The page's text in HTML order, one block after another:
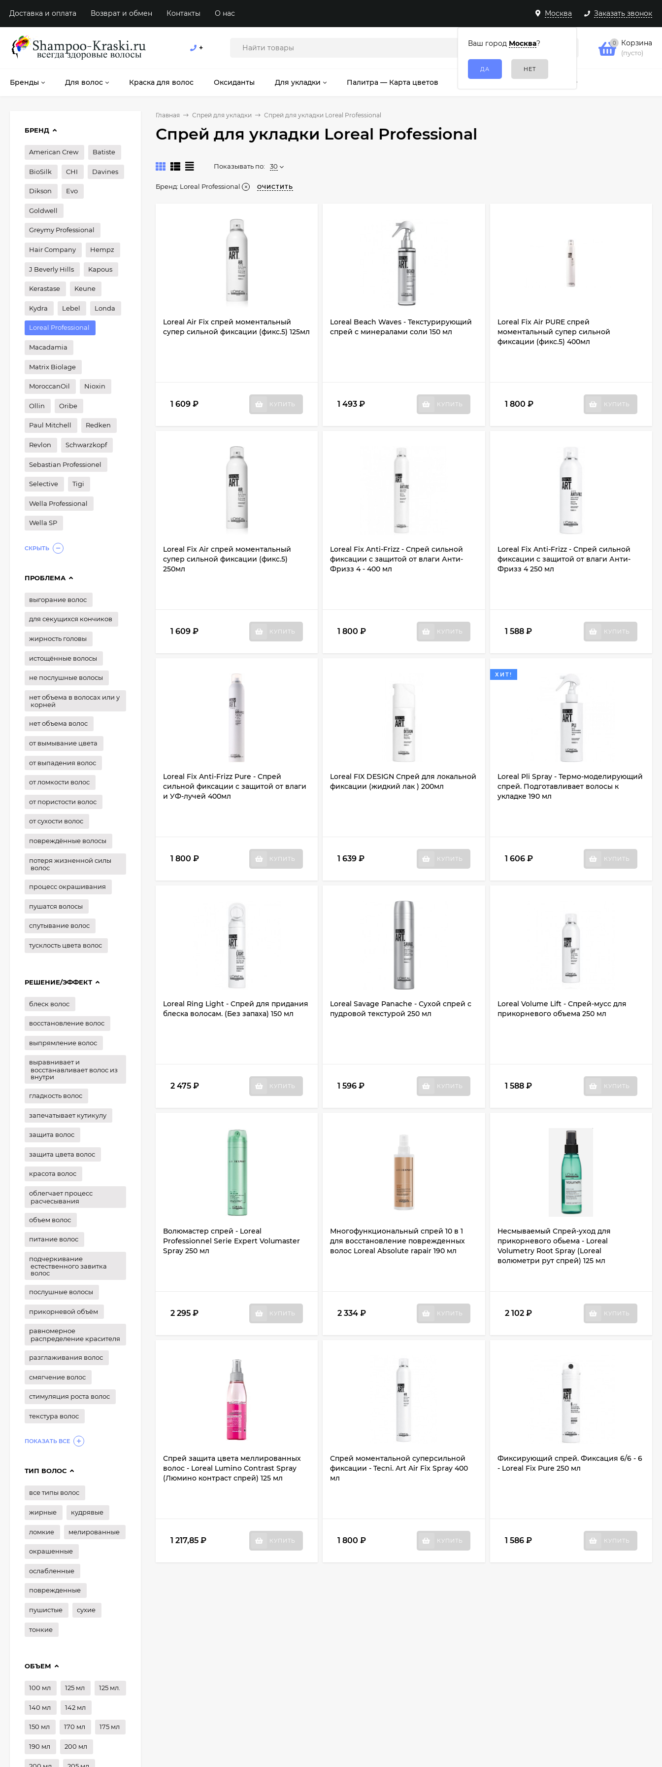
Москва
Ваш город Москва?
Заказать звонок
Доставка и оплата Возврат и обмен Контакты О нас
+
0 Корзина
(пусто)
Бренды Для волос Краска для волос Оксиданты Для укладки Палитра — Карта цветов
Главная Спрей для укладки Спрей для укладки Loreal Professional
Спрей для укладки Loreal Professional
Показывать по: 30
Бренд: Loreal Professional ОЧИСТИТЬ
Loreal Air Fix спрей моментальный
супер сильной фиксации (фикс.5) 125мл
1 609 ₽ КУПИТЬ
Loreal Beach Waves - Текстурирующий
спрей с минералами соли 150 мл
1 493₽ КУПИТЬ
Loreal Fix Air PURE спрей
моментальный супер сильной
фиксации (фикс.5) 400мл
1 800 ₽ КУПИТЬ
Loreal Fix Air спрей моментальный
супер сильной фиксации (фикс.5)
250мл
1 609 ₽ КУПИТЬ
Loreal Fix Anti-Frizz - Спрей сильной
фиксации с защитой от влаги Анти-
Фризз 4 - 400 мл
1 800₽ КУПИТЬ
Loreal Fix Anti-Frizz - Спрей сильной
фиксации с защитой от влаги Анти-
Фризз 4 250 мл
1 588 ₽ КУПИТЬ
Loreal Fix Anti-Frizz Pure - Спрей
сильной фиксации с защитой от влаги
и УФ-лучей 400мл
1 800 ₽ КУПИТЬ
Loreal FIX DESIGN Спрей для локальной
фиксации (жидкий лак ) 200мл
1 639₽ КУПИТЬ
ХИТ!
Loreal Pli Spray - Термо-моделирующий
спрей. Подготавливает волосы к
укладке 190 мл
1 606 ₽ КУПИТЬ
Loreal Ring Light - Спрей для придания
блеска волосам. (Без запаха) 150 мл
2 475 ₽ КУПИТЬ
Loreal Savage Panache - Сухой спрей с
пудровой текстурой 250 мл
1 596₽ КУПИТЬ
Loreal Volume Lift - Спрей-мусс для
прикорневого объема 250 мл
1 588 ₽ КУПИТЬ
Волюмастер cпрей - Loreal
Professionnel Serie Expert Volumaster
Spray 250 мл
2 295 ₽ КУПИТЬ
Многофункциональный спрей 10 в 1
для восстановление поврежденных
волос Loreal Absolute rapair 190 мл
2 334₽ КУПИТЬ
Несмываемый Спрей-уход для
прикорневого обьема - Loreal
Volumetry Root Spray (Loreal
волюметри рут спрей) 125 мл
2 102 ₽ КУПИТЬ
Спрей защита цвета меллированных
волос - Loreal Lumino Contrast Spray
(Люмино контраст спрей) 125 мл
1 217,85 ₽ КУПИТЬ
Спрей моментальной суперсильной
фиксации - Tecni. Art Air Fix Spray 400
мл
1 800₽ КУПИТЬ
Фиксирующий спрей. Фиксация 6/6 - 6
- Loreal Fix Pure 250 мл
1 586 ₽ КУПИТЬ
БРЕНД
American Crew Batiste
BioSilk CHI Davines
Dikson Evo
Goldwell
Greymy Professional
Hair Company Hempz
J Beverly Hills Kapous
Kerastase Keune
Kydra Lebel Londa
Loreal Professional
Macadamia
Matrix Biolage
MoroccanOil Nioxin
Ollin Oribe
Paul Mitchell Redken
Revlon Schwarzkopf
Sebastian Professionel
Selective Tigi
Wella Professional
Wella SP
СКРЫТЬ
ПРОБЛЕМА
выгорание волос
для секущихся кончиков
жирность головы
истощённые волосы
не послушные волосы
нет объема в волосах или у
корней
нет объема волос
от вымывание цвета
от выпадения волос
от ломкости волос
от пористости волос
от сухости волос
повреждённые волосы
потеря жизненной силы
волос
процесс окрашивания
пушатся волосы
спутывание волос
тусклость цвета волос
РЕШЕНИЕ/ЭФФЕКТ
блеск волос
восстановление волос
выпрямление волос
выравнивает и
восстанавливает волос из
внутри
гладкость волос
запечатывает кутикулу
защита волос
защита цвета волос
красота волос
облегчает процесс
расчесывания
объем волос
питание волос
подчеркивание
естественного завитка
волос
послушные волосы
прикорневой объём
равномерное
распределение красителя
разглаживания волос
смягчение волос
стимуляция роста волос
текстура волос
ПОКАЗАТЬ ВСЕ
ТИП ВОЛОС
все типы волос
жирные кудрявые
ломкие мелированные
окрашенные
ослабленные
поврежденные
пушистые сухие
тонкие
ОБЪЕМ
100 мл 125 мл 125 мл.
140 мл 142 мл
150 мл 170 мл 175 мл
190 мл 200 мл